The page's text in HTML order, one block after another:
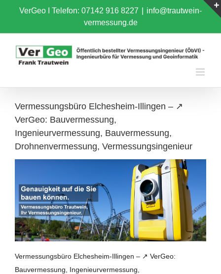
content
VerGeo I Telefon: 07142 916 8227
info@trautwein-
vermessung.de
Vermessungsbüro Elchesheim-Illingen – ↗️
VerGeo: Bauvermessung,
Ingenieurvermessung, Bauvermessung,
Drohnenvermessung, Vermessungsingenieur
Vermessungsbüro Elchesheim-Illingen – ↗️ VerGeo:
Bauvermessung, Ingenieurvermessung,